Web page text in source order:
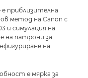
приблизителна
метод на Canon с
и симулация на
на патрони за
на
е мярка за